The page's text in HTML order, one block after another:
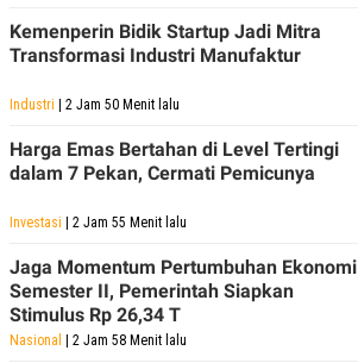
Kemenperin Bidik Startup Jadi Mitra
Transformasi Industri Manufaktur
Industri | 2 Jam 50 Menit lalu
Harga Emas Bertahan di Level Tertingi
dalam 7 Pekan, Cermati Pemicunya
Investasi | 2 Jam 55 Menit lalu
Jaga Momentum Pertumbuhan Ekonomi
Semester II, Pemerintah Siapkan
Stimulus Rp 26,34 T
Nasional | 2 Jam 58 Menit lalu